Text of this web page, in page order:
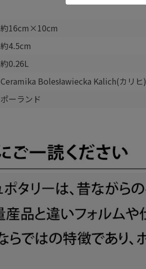
約16cm×10cm
約4.5cm
約0.26L
Ceramika Bolesławiecka Kalich(カリヒ)
ポーランド